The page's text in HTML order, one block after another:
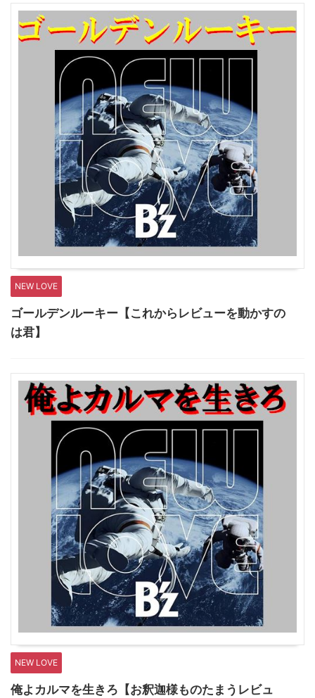
NEW LOVE
ゴールデンルーキー【これからレビューを動かすの
は君】
NEW LOVE
俺よカルマを生きろ【お釈迦様ものたまうレビュ